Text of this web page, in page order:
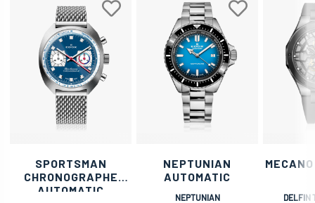
SPORTSMAN
CHRONOGRAPHE
AUTOMATIC
NEPTUNIAN
AUTOMATIC
NEPTUNIAN DELFIN